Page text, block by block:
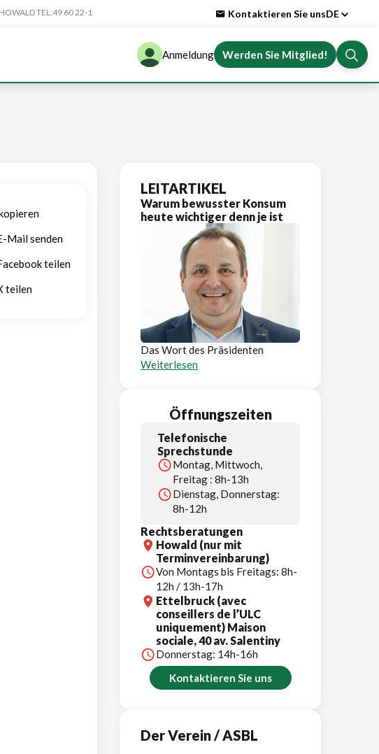
TEL:49 60 22-1 Kontaktieren Sie unsDE
Anmeldung Werden Sie Mitglied!
Mail senden
teilen
teilen
LEITARTIKEL
Warum bewusster Konsum
heute wichtiger denn je ist
Das Wort des Präsidenten
Weiterlesen
Öffnungszeiten
Telefonische
Sprechstunde
Montag, Mittwoch,
Freitag : 8h-13h
Dienstag, Donnerstag:
8h-12h
Rechtsberatungen
Howald (nur mit
Terminvereinbarung)
Von Montags bis Freitags: 8h-
12h / 13h-17h
Ettelbruck (avec
conseillers de l’ULC
uniquement) Maison
sociale, 40 av. Salentiny
Donnerstag: 14h-16h
Kontaktieren Sie uns
Der Verein / ASBL